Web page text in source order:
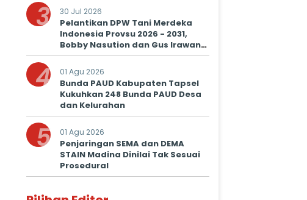
3 30 Jul 2026
Pelantikan DPW Tani Merdeka
Indonesia Provsu 2026 - 2031,
Bobby Nasution dan Gus Irawan
Serukan Kolaborasi Wujudkan
Ketapang dan Kesejahteraan
Petani
4 01 Agu 2026
Bunda PAUD Kabupaten Tapsel
Kukuhkan 248 Bunda PAUD Desa
dan Kelurahan
5 01 Agu 2026
Penjaringan SEMA dan DEMA
STAIN Madina Dinilai Tak Sesuai
Prosedural